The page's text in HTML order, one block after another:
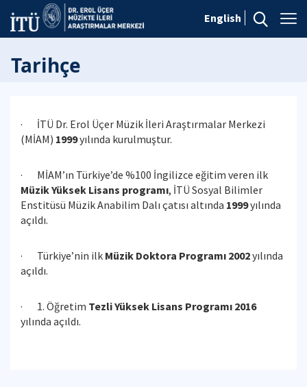
English
Tarihçe
· İTÜ Dr. Erol Üçer Müzik İleri Araştırmalar Merkezi
(MİAM) 1999yılında kurulmuştur.
· MİAM’ın Türkiye’de %100 İngilizce eğitim veren ilk
Müzik Yüksek Lisans programı, İTÜ Sosyal Bilimler
Enstitüsü Müzik Anabilim Dalı çatısı altında 1999yılında
açıldı.
· Türkiye’nin ilk Müzik Doktora Programı 2002yılında
açıldı.
· 1. Öğretim Tezli Yüksek Lisans Programı 2016
yılında açıldı.